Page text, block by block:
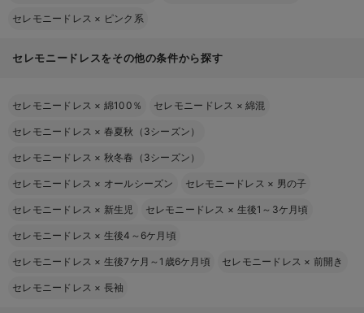
セレモニードレス × ピンク系
セレモニードレスをその他の条件から探す
セレモニードレス × 綿100％ セレモニードレス ×綿混
セレモニードレス × 春夏秋（3シーズン）
セレモニードレス × 秋冬春（3シーズン）
セレモニードレス × オールシーズン セレモニードレス × 男の子
セレモニードレス × 新生児 セレモニードレス × 生後1～3ケ月頃
セレモニードレス × 生後4～6ケ月頃
セレモニードレス × 生後7ケ月～1歳6ケ月頃 セレモニードレス × 前開き
セレモニードレス × 長袖